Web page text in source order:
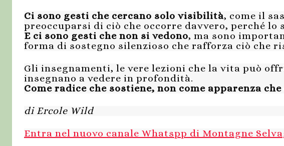
Ci sono gesti che cercano solo visibilità, come il
preoccuparsi di ciò che occorre davvero, perché
E ci sono gesti che non si vedono, ma sono
forma di sostegno silenzioso che rafforza ciò che
Gli insegnamenti, le vere lezioni che la vita può
insegnano a vedere in profondità.
Come radice che sostiene, non come apparenza
di Ercole Wild
Entra nel nuovo canale Whatspp di Montagne